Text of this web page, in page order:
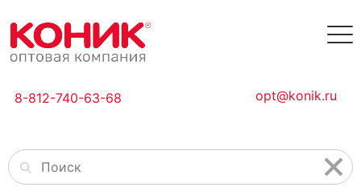
8-812-740-63-68 opt@konik.ru